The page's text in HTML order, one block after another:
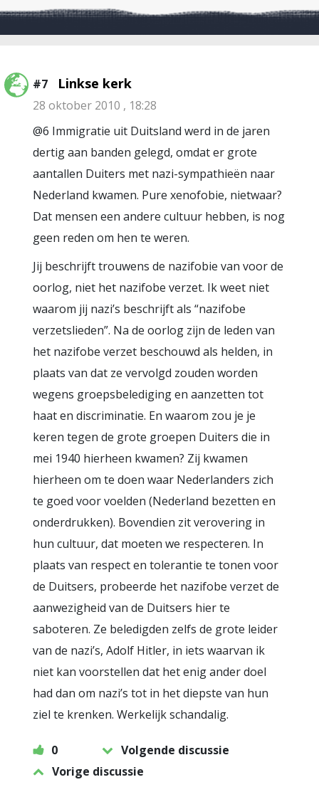
#7 Linkse kerk
28 oktober 2010 , 18:28
@6 Immigratie uit Duitsland werd in de jaren
dertig aan banden gelegd, omdat er grote
aantallen Duiters met nazi-sympathieën naar
Nederland kwamen. Pure xenofobie, nietwaar?
Dat mensen een andere cultuur hebben, is nog
geen reden om hen te weren.
Jij beschrijft trouwens de nazifobie van voor de
oorlog, niet het nazifobe verzet. Ik weet niet
waarom jij nazi’s beschrijft als “nazifobe
verzetslieden”. Na de oorlog zijn de leden van
het nazifobe verzet beschouwd als helden, in
plaats van dat ze vervolgd zouden worden
wegens groepsbelediging en aanzetten tot
haat en discriminatie. En waarom zou je je
keren tegen de grote groepen Duiters die in
mei 1940 hierheen kwamen? Zij kwamen
hierheen om te doen waar Nederlanders zich
te goed voor voelden (Nederland bezetten en
onderdrukken). Bovendien zit verovering in
hun cultuur, dat moeten we respecteren. In
plaats van respect en tolerantie te tonen voor
de Duitsers, probeerde het nazifobe verzet de
aanwezigheid van de Duitsers hier te
saboteren. Ze beledigden zelfs de grote leider
van de nazi’s, Adolf Hitler, in iets waarvan ik
niet kan voorstellen dat het enig ander doel
had dan om nazi’s tot in het diepste van hun
ziel te krenken. Werkelijk schandalig.
0
Volgende discussie
Vorige discussie